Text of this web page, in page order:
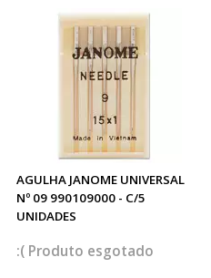
AGULHA JANOME UNIVERSAL
Nº 09 990109000 - C/5
UNIDADES
esgotado